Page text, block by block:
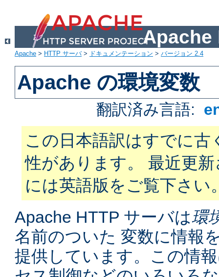
Apache
Apache > HTTP サーバ> ドキュメンテーション > バージョン 2.4
Apache の環境変数
翻訳済み言語:
この日本語訳はすでに古
性があります。 最近更
には英語版をご覧下さい
Apache HTTP サーバは環
名前のついた 変数に情報
提供しています。この情